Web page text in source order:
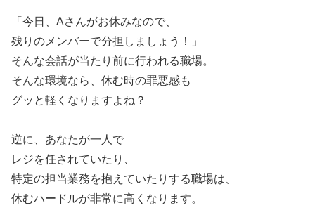
「今日、Aさんがお休みなので、
残りのメンバーで分担しましょう！」
そんな会話が当たり前に行われる職場。
そんな環境なら、休む時の罪悪感も
グッと軽くなりますよね？
逆に、あなたが一人で
レジを任されていたり、
特定の担当業務を抱えていたりする職場は、
休むハードルが非常に高くなります。